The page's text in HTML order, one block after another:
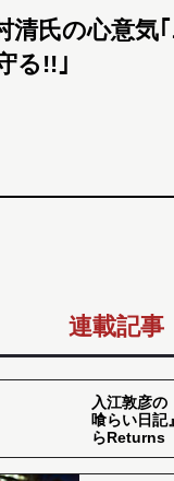
清氏の心意気
る!!｣
連載記事
入江敦彦の
喰らい日記
らReturns